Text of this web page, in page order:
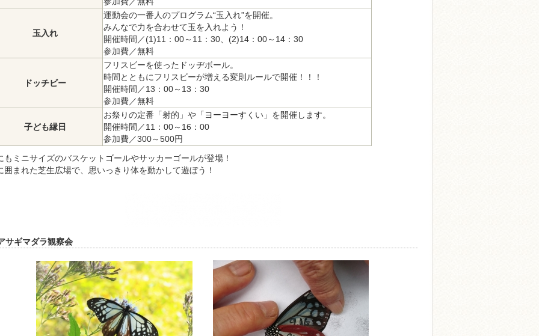
玉入れ
運動会の一番人のプログラム“玉入れ”を開催。
みんなで力を合わせて玉を入れよう！
開催時間／(1)11：00～11：30、(2)14：00～14：30
参加費／無料
ドッチビー
フリスビーを使ったドッヂボール。
時間とともにフリスビーが増える変則ルールで開催！！！
開催時間／13：00～13：30
参加費／無料
子ども縁日
お祭りの定番「射的」や「ヨーヨーすくい」を開催します。
開催時間／11：00～16：00
参加費／300～500円
もミニサイズのバスケットゴールやサッカーゴールが登場！
囲まれた芝生広場で、思いっきり体を動かして遊ぼう！
サギマダラ観察会